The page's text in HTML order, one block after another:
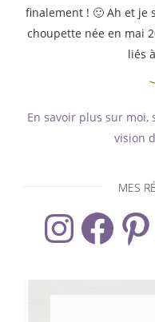
finalement ! 🙂 Ah et je
choupette née en mai
liés
En savoir plus sur
vision
MES
InstagramFacebook